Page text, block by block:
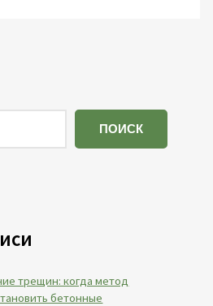
ПОИСК
трещин: когда метод
бетонные